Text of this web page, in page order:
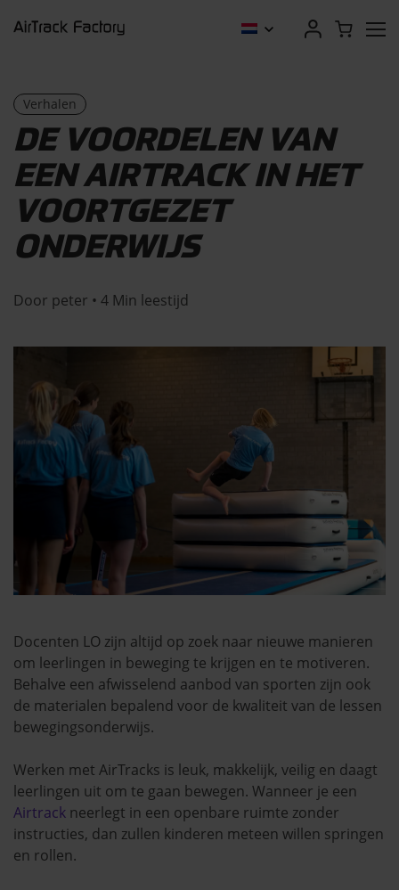
Verhalen
DE VOORDELEN VAN
EEN AIRTRACK IN HET
VOORTGEZET
ONDERWIJS
Door peter • 4 Min leestijd
Docenten LO zijn altijd op zoek naar nieuwe manieren
om leerlingen in beweging te krijgen en te motiveren.
Behalve een afwisselend aanbod van sporten zijn ook
de materialen bepalend voor de kwaliteit van de lessen
bewegingsonderwijs.
Werken met AirTracks is leuk, makkelijk, veilig en daagt
leerlingen uit om te gaan bewegen. Wanneer je een
Airtrack neerlegt in een openbare ruimte zonder
instructies, dan zullen kinderen meteen willen springen
en rollen.